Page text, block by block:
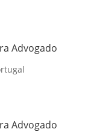
Advogado
Advogado